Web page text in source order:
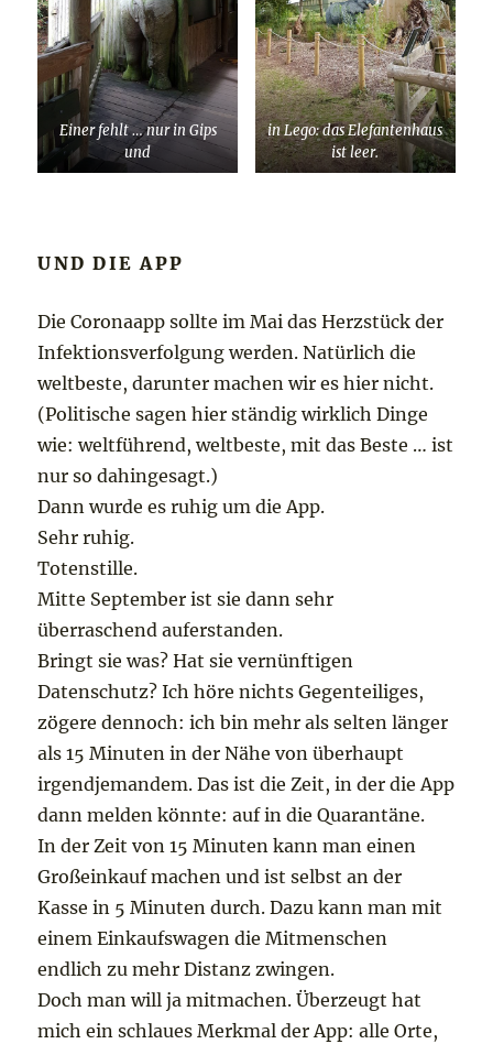
Einer fehlt … nur in Gips
und
in Lego: das Elefantenhaus
ist leer.
UND DIE APP
Die Coronaapp sollte im Mai das Herzstück der
Infektionsverfolgung werden. Natürlich die
weltbeste, darunter machen wir es hier nicht.
(Politische sagen hier ständig wirklich Dinge
wie: weltführend, weltbeste, mit das Beste … ist
nur so dahingesagt.)
Dann wurde es ruhig um die App.
Sehr ruhig.
Totenstille.
Mitte September ist sie dann sehr
überraschend auferstanden.
Bringt sie was? Hat sie vernünftigen
Datenschutz? Ich höre nichts Gegenteiliges,
zögere dennoch: ich bin mehr als selten länger
als 15 Minuten in der Nähe von überhaupt
irgendjemandem. Das ist die Zeit, in der die App
dann melden könnte: auf in die Quarantäne.
In der Zeit von 15 Minuten kann man einen
Großeinkauf machen und ist selbst an der
Kasse in 5 Minuten durch. Dazu kann man mit
einem Einkaufswagen die Mitmenschen
endlich zu mehr Distanz zwingen.
Doch man will ja mitmachen. Überzeugt hat
mich ein schlaues Merkmal der App: alle Orte,